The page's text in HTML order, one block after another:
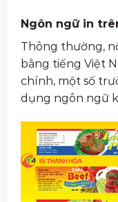
Ngôn ngữ in
Thông thường,
bằng tiếng Việt
chính, một số
dụng ngôn ngữ